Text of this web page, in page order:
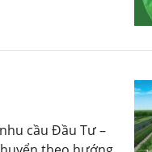
cầu Đầu Tư –